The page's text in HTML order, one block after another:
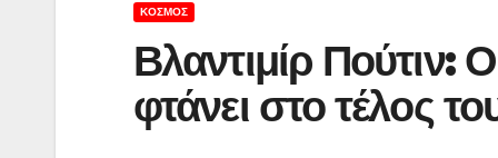
ΚΌΣΜΟΣ
Βλαντιμίρ Πούτιν:
φτάνει στο τέλος